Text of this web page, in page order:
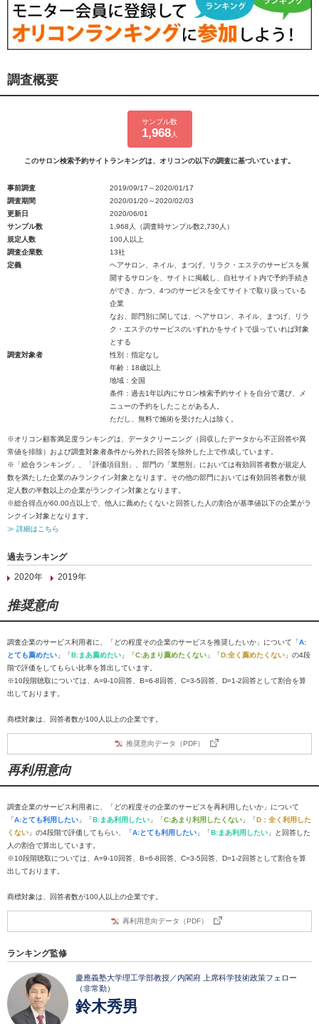
調査概要
サンプル数
1,968人
このサロン検索予約サイトランキングは、オリコンの以下の調査に基づいています。
事前調査
2019/09/17～2020/01/17
調査期間
2020/01/20～2020/02/03
更新日
2020/06/01
サンプル数
1,968人（調査時サンプル数2,730人）
規定人数
100人以上
調査企業数
13社
定義
ヘアサロン、ネイル、まつげ、リラク・エステのサービスを展
開するサロンを、サイトに掲載し、自社サイト内で予約手続き
ができ、かつ、4つのサービスを全てサイトで取り扱っている
企業
なお、部門別に関しては、ヘアサロン、ネイル、まつげ、リラ
ク・エステのサービスのいずれかをサイトで扱っていれば対象
とする
調査対象者
性別：指定なし
年齢：18歳以上
地域：全国
条件：過去1年以内にサロン検索予約サイトを自分で選び、メ
ニューの予約をしたことがある人。
ただし、無料で施術を受けた人は除く。
※オリコン顧客満足度ランキングは、データクリーニング（回収したデータから不正回答や異
常値を排除）および調査対象者条件から外れた回答を除外した上で作成しています。
※「総合ランキング」、「評価項目別」、部門の「業態別」においては有効回答者数が規定人
数を満たした企業のみランクイン対象となります。その他の部門においては有効回答者数が規
定人数の半数以上の企業がランクイン対象となります。
※総合得点が60.00点以上で、他人に薦めたくないと回答した人の割合が基準値以下の企業がラ
ンクイン対象となります。
≫ 詳細はこちら
過去ランキング
2020年
2019年
推奨意向
調査企業のサービス利用者に、「どの程度その企業のサービスを推奨したいか」について「A:
とても薦めたい 」「B:まあ薦めたい 」「C:あまり薦めたくない 」「D:全く薦めたくない 」の4段
階で評価をしてもらい比率を算出しています。
※10段階聴取については、A=9-10回答、B=6-8回答、C=3-5回答、D=1-2回答として割合を算
出しております。
商標対象は、回答者数が100人以上の企業です。
推奨意向データ（PDF）
再利用意向
調査企業のサービス利用者に、「どの程度その企業のサービスを再利用したいか」について
「A:とても利用したい 」「B:まあ利用したい 」「C:あまり利用したくない 」「D：全く利用した
くない 」の4段階で評価してもらい、「A:とても利用したい 」「B:まあ利用したい 」と回答した
人の割合で算出しています。
※10段階聴取については、A=9-10回答、B=6-8回答、C=3-5回答、D=1-2回答として割合を算
出しております。
商標対象は、回答者数が100人以上の企業です。
再利用意向データ（PDF）
ランキング監修
慶應義塾大学理工学部教授／内閣府 上席科学技術政策フェロー
（非常勤）
鈴木秀男